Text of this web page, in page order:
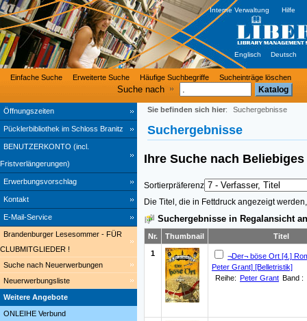
Öffnungszeiten
Pücklerbibliothek im Schloss Branitz
BENUTZERKONTO (incl.
Fristverlängerungen)
Erwerbungsvorschlag
Kontakt
E-Mail-Service
Einfache Suche Erweiterte Suche Häufige Suchbegriffe Sucheinträge löschen
Interne Verwaltung Hilfe
Englisch Deutsch
Brandenburger Lesesommer - FÜR
CLUBMITGLIEDER !
Suche nach Neuerwerbungen
Neuerwerbungsliste
Weitere Angebote
ONLEIHE Verbund
Sie befinden sich hier: Suchergebnisse
Suchergebnisse
Ihre Suche nach Beliebiges
Sortierpräferenz
Die Titel, die in Fettdruck angezeigt
Suchergebnisse in Regalansicht
Nr. Thumbnail Titel
1
¬Der¬ böse Ort [4.]
Peter Grant] [Belletristik]
Reihe: Peter Grant Band :
Suche nach